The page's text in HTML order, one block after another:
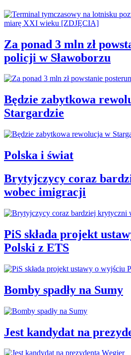
Za ponad 3 mln zł
policji w Sławoborzu
Będzie zabytkowa
Stargardzie
Polska i świat
Brytyjczycy coraz
wobec imigracji
PiS składa projekt
Polski z ETS
Bomby spadły na Sumy
Jest kandydat na